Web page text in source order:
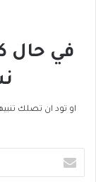
في حال
او تود ان تصلك
بريدك